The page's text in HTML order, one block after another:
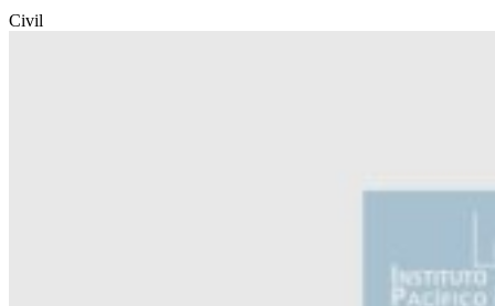
Civil